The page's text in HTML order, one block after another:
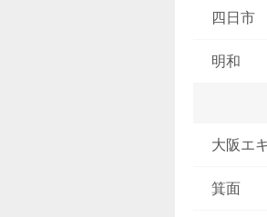
四日市
明和
大阪エ
箕面